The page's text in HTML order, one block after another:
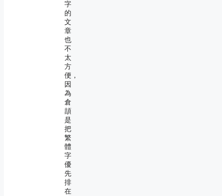
字
的
文
章
也
不
太
方
便，
因
為
倉
頡
是
把
繁
體
字
優
先
排
在